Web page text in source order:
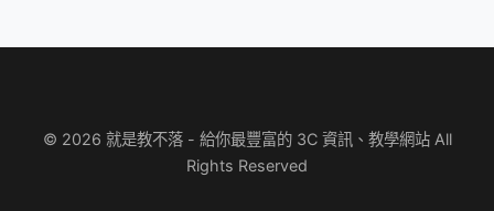
© 2026 就是教不落 - 給你最豐富的 3C 資訊、教學網站 All
Rights Reserved